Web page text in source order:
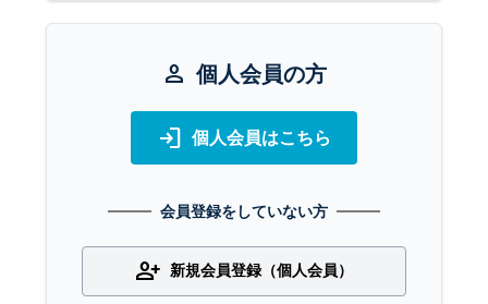
person 個人会員の方
login 個人会員はこちら
会員登録をしていない方
person_add 新規会員登録（個人会員）